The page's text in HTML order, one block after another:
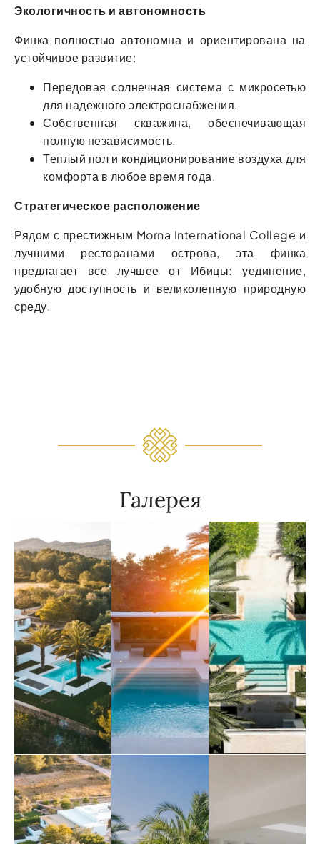
Экологичность и автономность
Финка полностью автономна и ориентирована на
устойчивое развитие:
Передовая солнечная система с микросетью
для надежного электроснабжения.
Собственная скважина, обеспечивающая
полную независимость.
Теплый пол и кондиционирование воздуха для
комфорта в любое время года.
Стратегическое расположение
Рядом с престижным Morna International College и
лучшими ресторанами острова, эта финка
предлагает все лучшее от Ибицы: уединение,
удобную доступность и великолепную природную
среду.
Галерея